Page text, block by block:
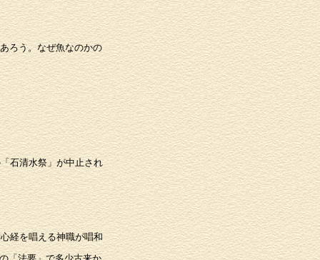
ろう。なぜ魚なのかの
石清水祭」が中止され
経を唱える神職が唱和